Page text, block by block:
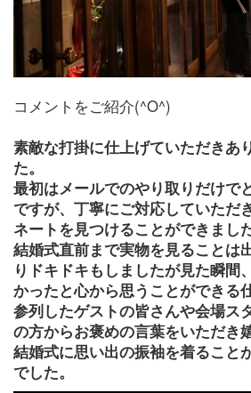
コメントをご紹介(^O^)
素敵な打掛に仕上げていただきあ
た。
最初はメールでのやり取りだけで
ですが、丁寧にご対応していただ
ネートを見つけることができました
結婚式直前まで実物を見ることは
りドキドキもしましたが見た瞬間
かったと心から思うことができる
参列したゲストの皆さんや会場ス
の方からお褒めの言葉をいただき
結婚式に思い出の振袖を着ること
でした。